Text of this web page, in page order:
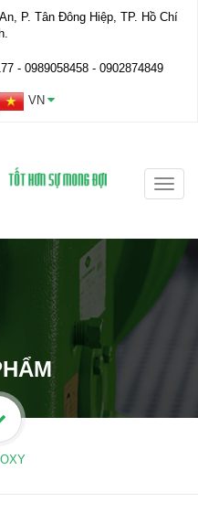
P. Tân Đông Hiệp, TP. Hồ Chí
- ‭0989058458‬ - 0902874849
VN
Toggle